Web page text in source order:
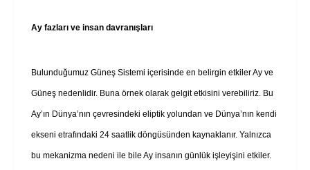
Ay fazları ve insan davranışları
Bulunduğumuz Güneş Sistemi içerisinde en belirgin etkiler Ay ve
Güneş nedenlidir. Buna örnek olarak gelgit etkisini verebiliriz. Bu
Ay’ın Dünya’nın çevresindeki eliptik yolundan ve Dünya’nın kendi
ekseni etrafındaki 24 saatlik döngüsünden kaynaklanır. Yalnızca
bu mekanizma nedeni ile bile Ay insanın günlük işleyişini etkiler.